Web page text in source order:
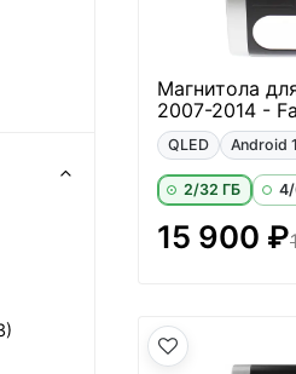
Магнитола
2007-2014 -
QLED Android
2/32 ГБ
15 900 ₽